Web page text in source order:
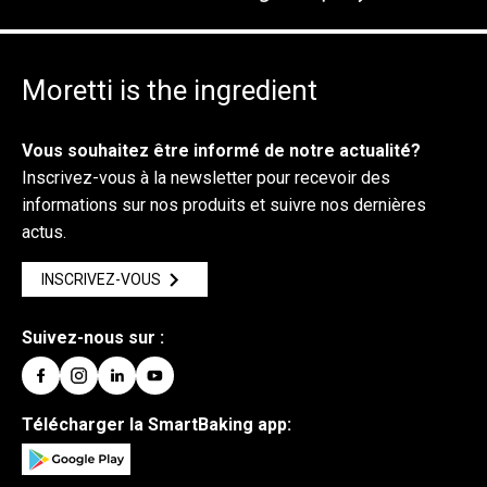
Essayez de connecter le four en utilisant lepoint
Si la connexion fonctionne, contactez votre
administrateur réseau pour vérifier les paramètres
du routeur.
Si la connexion échoue, contactez notre
Service
Client
Moretti is the ingredient
Vous souhaitez être informé de notre actualité?
Inscrivez-vous à la newsletter pour recevoir des
informations sur nos produits et suivre nos dernières
actus.
INSCRIVEZ-VOUS
Suivez-nous sur :
Télécharger la SmartBaking app: